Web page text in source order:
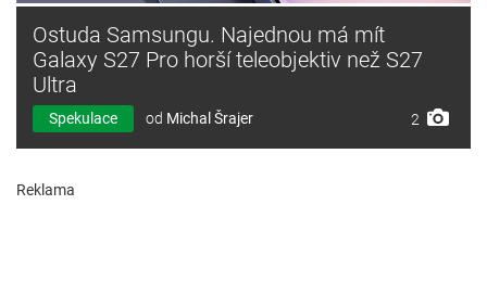
Ostuda Samsungu. Najednou má mít
Galaxy S27 Pro horší teleobjektiv než S27
Ultra
Spekulace od Michal Šrajer 2
Reklama